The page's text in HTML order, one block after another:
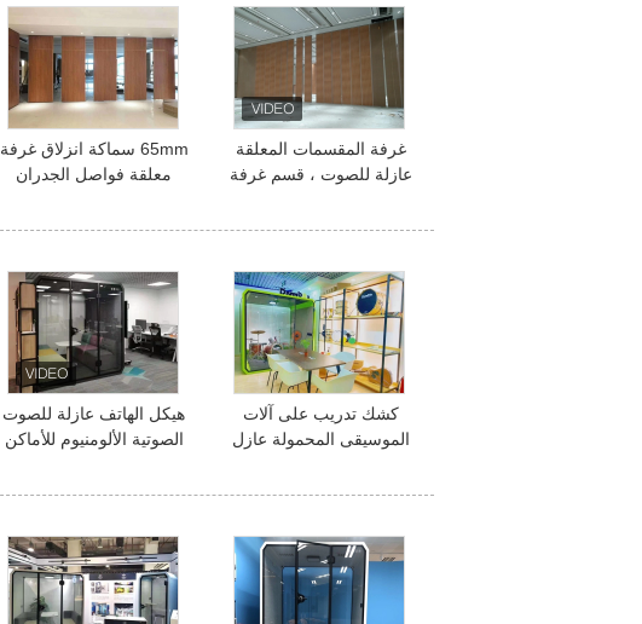
65mm سماكة انزلاق غرفة
معلقة فواصل الجدران
غرفة المقسمات المعلقة
عازلة للصوت ، قسم غرفة
هيكل الهاتف عازلة للصوت
الصوتية الألومنيوم للأماكن
كشك تدريب على آلات
الموسيقى المحمولة عازل